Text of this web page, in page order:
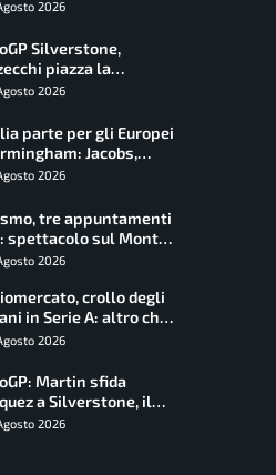
fermano gli azzurri
2026
Silverstone,
piazza la
Aprilia domina,
2026
parte per gli Europei
Jacobs,
e Battocletti
2026
tre appuntamenti
spettacolo sul Mont
orari e come
2026
crollo degli
in Serie A: altro che
dopo il Mondiale
2026
Martin sfida
a Silverstone, il
e gli orari
2026